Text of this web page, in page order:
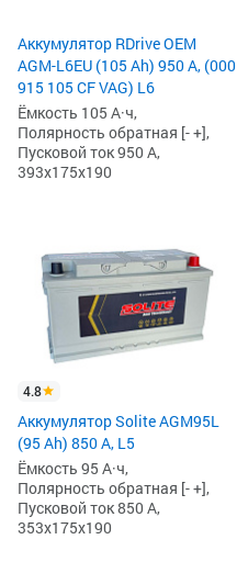
Аккумулятор RDrive OEM
AGM-L6EU (105 Ah) 950 А, (000
915 105 CF VAG) L6
Ёмкость 105 А·ч,
Полярность обратная [- +],
Пусковой ток 950 А,
393x175x190
4.8
Аккумулятор Solite AGM95L
(95 Ah) 850 А, L5
Ёмкость 95 А·ч,
Полярность обратная [- +],
Пусковой ток 850 А,
353x175x190